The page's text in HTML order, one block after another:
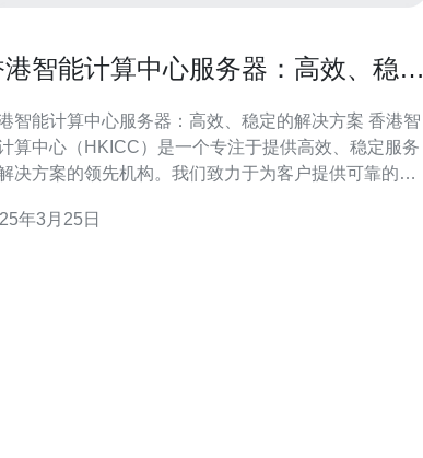
智能计算中心服务器：高效、稳定
智能计算中心服务器：高效、稳定的解决方案 香港智
算中心（HKICC）是一个专注于提供高效、稳定服务
决方案的领先机构。我们致力于为客户提供可靠的计
介绍HKICC服务器的特点以及为什么选择我们的解决
年3月25日